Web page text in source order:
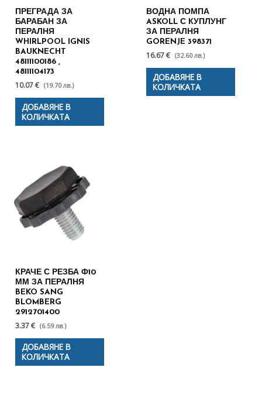
ПРЕГРАДА ЗА
БАРАБАН ЗА
ПЕРАЛНЯ
WHIRLPOOL IGNIS
BAUKNECHT
48111100186 ,
48111104173
10.07 € (19.70 лв.)
ДОБАВЯНЕ В
КОЛИЧКАТА
ВОДНА ПОМПА
ASKOLL С КУПЛУНГ
ЗА ПЕРАЛНЯ
GORENJE 398371
16.67 € (32.60 лв.)
ДОБАВЯНЕ В
КОЛИЧКАТА
КРАЧЕ С РЕЗБА Ф10
ММ ЗА ПЕРАЛНЯ
BEKO SANG
BLOMBERG
2912701400
3.37 € (6.59 лв.)
ДОБАВЯНЕ В
КОЛИЧКАТА